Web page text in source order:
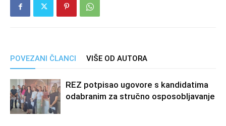
POVEZANI ČLANCI VIŠE OD AUTORA
REZ potpisao ugovore s kandidatima
odabranim za stručno osposobljavanje